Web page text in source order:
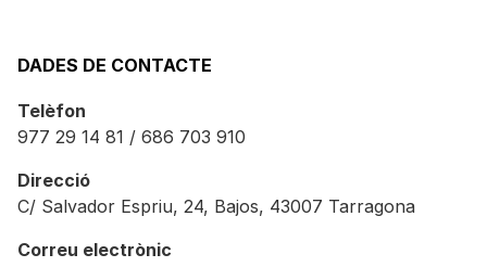
DADES DE CONTACTE
Telèfon
977 29 14 81 / 686 703 910
Direcció
C/ Salvador Espriu, 24, Bajos, 43007 Tarragona
Correu electrònic